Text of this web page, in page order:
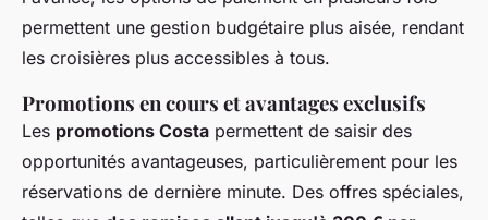
permettent une gestion budgétaire plus aisée, rendant
les croisières plus accessibles à tous.
Promotions en cours et avantages exclusifs
Les promotions Costa permettent de saisir des
opportunités avantageuses, particulièrement pour les
réservations de dernière minute. Des offres spéciales,